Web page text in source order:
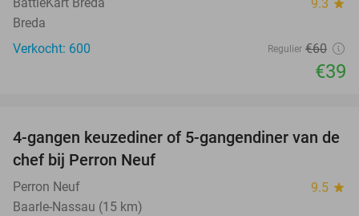
9.3 star
Breda
Verkocht: 600
Regulier €60
€39
36%
4-gangen keuzediner of 5-gangendiner van de
chef bij Perron Neuf
Perron Neuf 9.5 star
Baarle-Nassau (15 km)